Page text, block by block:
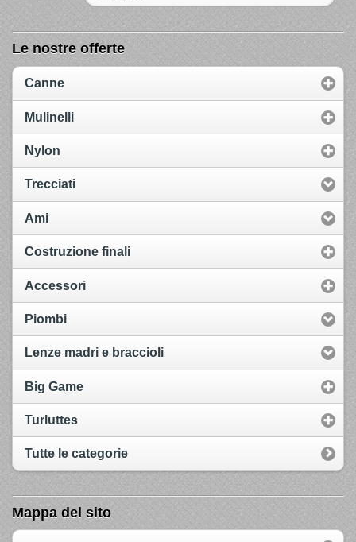
Le nostre offerte
Canne
Mulinelli
Nylon
Trecciati
Ami
Costruzione finali
Accessori
Piombi
Lenze madri e braccioli
Big Game
Turluttes
Tutte le categorie
Mappa del sito